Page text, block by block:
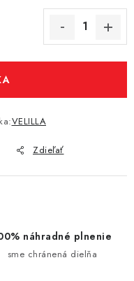
VELILLA
Zdieľať
náhradné plnenie
sme chránená dielňa